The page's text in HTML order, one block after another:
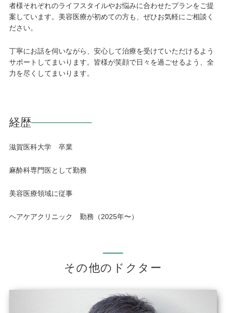
者様それぞれのライフスタイルやお悩みに合わせたプランをご提
案しています。美容医療が初めての方も、ぜひお気軽にご相談く
ださい。
丁寧にお話を伺いながら、安心して治療を受けていただけるよう
サポートしてまいります。皆様が笑顔で日々を過ごせるよう、全
力を尽くしてまいります。
経歴
滋賀医科大学 卒業
麻酔科専門医として勤務
美容医療領域に従事
ヘアケアクリニック 勤務（2025年〜）
その他のドクター